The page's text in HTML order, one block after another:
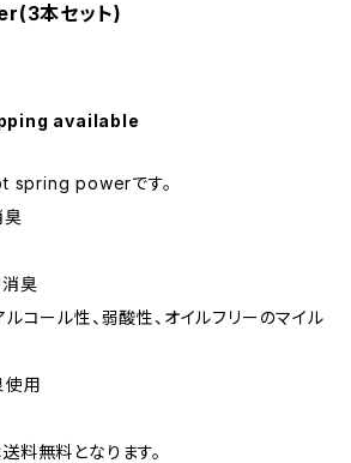
本セット)
available
spring powerです。
臭
消臭
ルコール性、弱酸性、オイルフリーのマイル
使用
料無料となります。